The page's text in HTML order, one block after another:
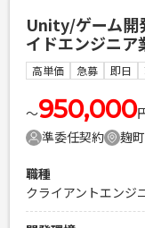
だく可能性もあり
囲で変更する可能性
必須スキル
スマートフォン向
※コンシューマ向け
があること
PHPを用いたWeb
Laravelを用いた
Unity/ゲーム開
イドエンジニア
高単価 急募 即日
〜950,000
準委任契約
麹
職種
クライアントエンジ